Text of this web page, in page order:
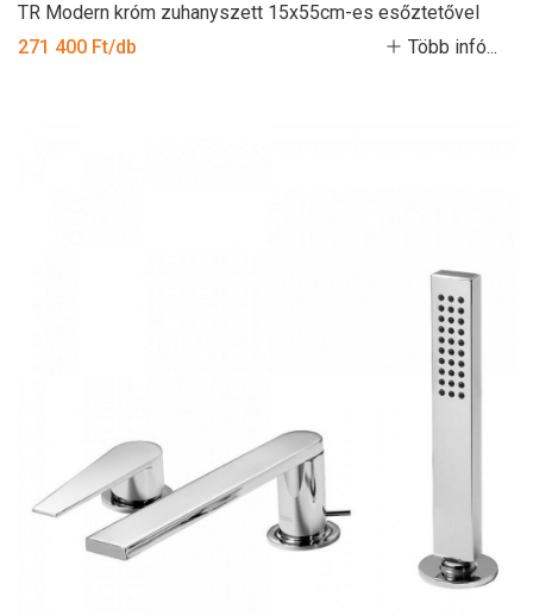
TR Modern króm zuhanyszett 15x55cm-es esőztetővel
271 400 Ft/db
Több infó...